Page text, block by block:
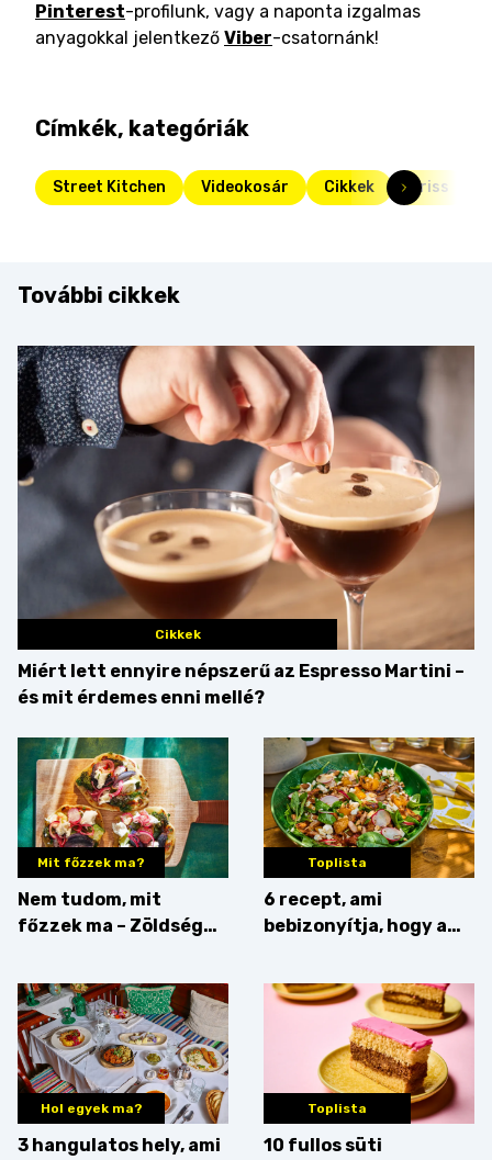
Pinterest-profilunk, vagy a naponta izgalmas
anyagokkal jelentkező Viber-csatornánk!
Címkék, kategóriák
Street Kitchen Videokosár Cikkek Friss
További cikkek
Cikkek
Miért lett ennyire népszerű az Espresso Martini –
és mit érdemes enni mellé?
Mit főzzek ma?
Nem tudom, mit
főzzek ma – Zöldség
Toplista
6 recept, ami
bebizonyítja, hogy a
zseniális
Hol egyek ma?
3 hangulatos hely, ami
Toplista
10 fullos süti